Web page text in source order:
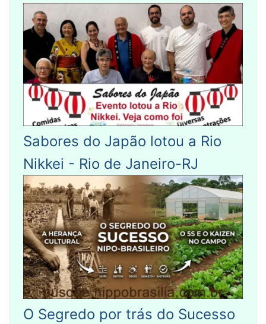
Sabores do Japão lotou a Rio
Nikkei - Rio de Janeiro-RJ
O Segredo por trás do Sucesso